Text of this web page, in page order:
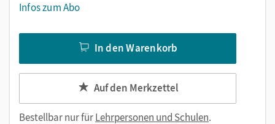
Infos zum Abo
In den Warenkorb
Auf den Merkzettel
Bestellbar nur fürLehrpersonen und Schulen.